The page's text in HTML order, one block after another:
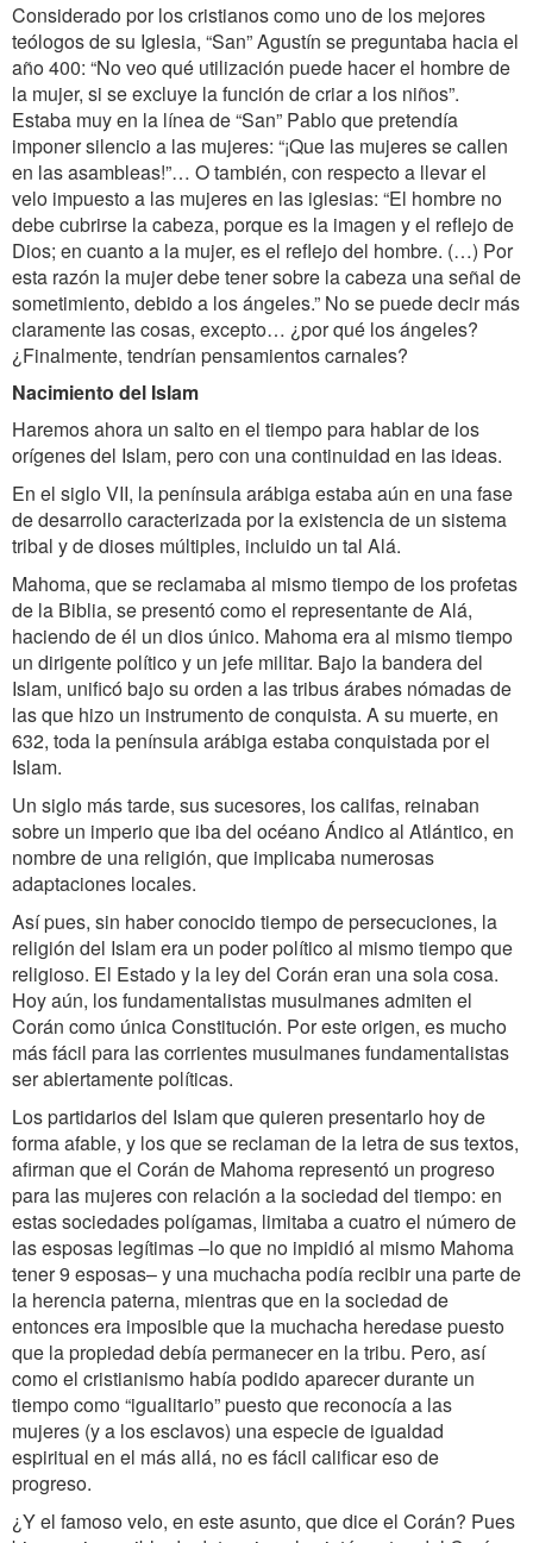
Considerado por los cristianos como uno de los mejores
teólogos de su Iglesia, “San” Agustín se preguntaba hacia el
año 400: “No veo qué utilización puede hacer el hombre de
la mujer, si se excluye la función de criar a los niños”.
Estaba muy en la línea de “San” Pablo que pretendía
imponer silencio a las mujeres: “¡Que las mujeres se callen
en las asambleas!”… O también, con respecto a llevar el
velo impuesto a las mujeres en las iglesias: “El hombre no
debe cubrirse la cabeza, porque es la imagen y el reflejo de
Dios; en cuanto a la mujer, es el reflejo del hombre. (…) Por
esta razón la mujer debe tener sobre la cabeza una señal de
sometimiento, debido a los ángeles.” No se puede decir más
claramente las cosas, excepto… ¿por qué los ángeles?
¿Finalmente, tendrían pensamientos carnales?
Nacimiento del Islam
Haremos ahora un salto en el tiempo para hablar de los
orígenes del Islam, pero con una continuidad en las ideas.
En el siglo VII, la península arábiga estaba aún en una fase
de desarrollo caracterizada por la existencia de un sistema
tribal y de dioses múltiples, incluido un tal Alá.
Mahoma, que se reclamaba al mismo tiempo de los profetas
de la Biblia, se presentó como el representante de Alá,
haciendo de él un dios único. Mahoma era al mismo tiempo
un dirigente político y un jefe militar. Bajo la bandera del
Islam, unificó bajo su orden a las tribus árabes nómadas de
las que hizo un instrumento de conquista. A su muerte, en
632, toda la península arábiga estaba conquistada por el
Islam.
Un siglo más tarde, sus sucesores, los califas, reinaban
sobre un imperio que iba del océano Ándico al Atlántico, en
nombre de una religión, que implicaba numerosas
adaptaciones locales.
Así pues, sin haber conocido tiempo de persecuciones, la
religión del Islam era un poder político al mismo tiempo que
religioso. El Estado y la ley del Corán eran una sola cosa.
Hoy aún, los fundamentalistas musulmanes admiten el
Corán como única Constitución. Por este origen, es mucho
más fácil para las corrientes musulmanes fundamentalistas
ser abiertamente políticas.
Los partidarios del Islam que quieren presentarlo hoy de
forma afable, y los que se reclaman de la letra de sus textos,
afirman que el Corán de Mahoma representó un progreso
para las mujeres con relación a la sociedad del tiempo: en
estas sociedades polígamas, limitaba a cuatro el número de
las esposas legítimas –lo que no impidió al mismo Mahoma
tener 9 esposas– y una muchacha podía recibir una parte de
la herencia paterna, mientras que en la sociedad de
entonces era imposible que la muchacha heredase puesto
que la propiedad debía permanecer en la tribu. Pero, así
como el cristianismo había podido aparecer durante un
tiempo como “igualitario” puesto que reconocía a las
mujeres (y a los esclavos) una especie de igualdad
espiritual en el más allá, no es fácil calificar eso de
progreso.
¿Y el famoso velo, en este asunto, que dice el Corán? Pues